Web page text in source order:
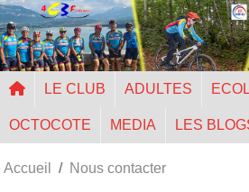
LE CLUB ADULTES
OCTOCOTE MEDIA LES
Accueil Nous contacter
Panneau de gestion des cookies